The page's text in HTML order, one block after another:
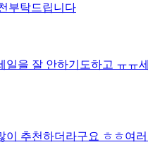
부탁드립니다
을 잘 안하기도하고 ㅠㅠ
추천하더라구요 ㅎㅎ여